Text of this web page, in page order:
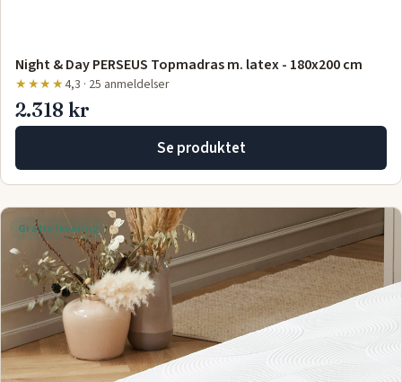
Night & Day PERSEUS Topmadras m. latex - 180x200 cm
★★★★4,3 · 25 anmeldelser
2.318 kr
Se produktet
Gratis levering